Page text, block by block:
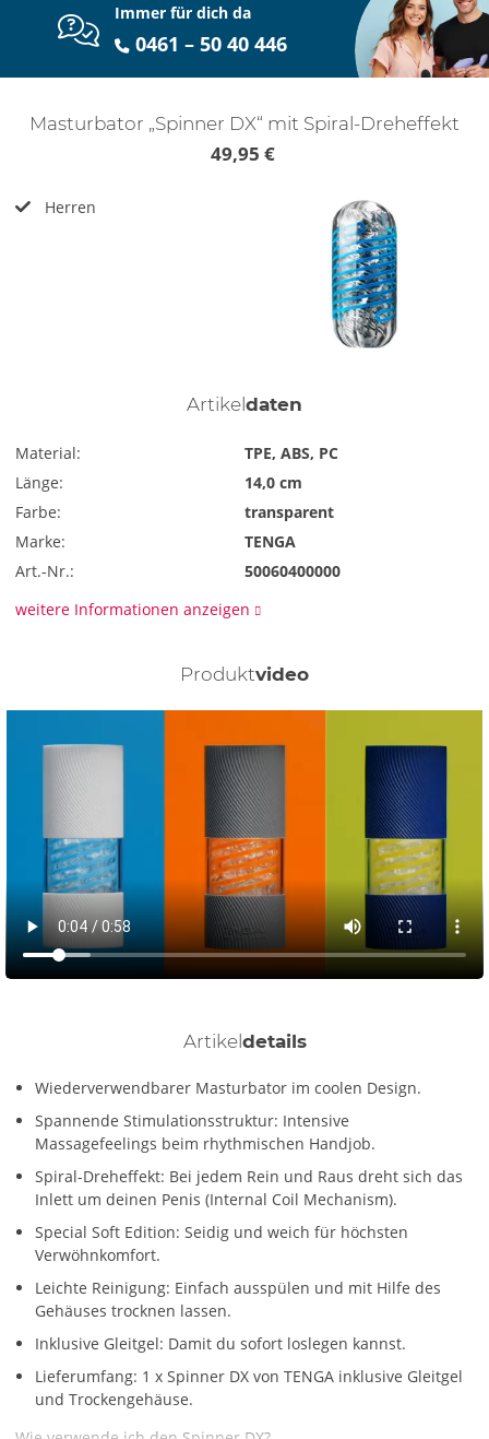
Immer für dich da
0461 – 50 40 446
Masturbator „Spinner DX“ mit Spiral-Dreheffekt
49,95 €
Herren
Artikel daten
Material:
TPE, ABS, PC
Länge:
14,0 cm
Farbe:
transparent
Marke:
TENGA
Art.-Nr.:
50060400000
weitere Informationen anzeigen
Produktvideo
Artikel details
Wiederverwendbarer Masturbator im coolen Design.
Spannende Stimulationsstruktur: Intensive
Massagefeelings beim rhythmischen Handjob.
Spiral-Dreheffekt: Bei jedem Rein und Raus dreht sich das
Inlett um deinen Penis (Internal Coil Mechanism).
Special Soft Edition: Seidig und weich für höchsten
Verwöhnkomfort.
Leichte Reinigung: Einfach ausspülen und mit Hilfe des
Gehäuses trocknen lassen.
Inklusive Gleitgel: Damit du sofort loslegen kannst.
Lieferumfang: 1 x Spinner DX von TENGA inklusive Gleitgel
und Trockengehäuse.